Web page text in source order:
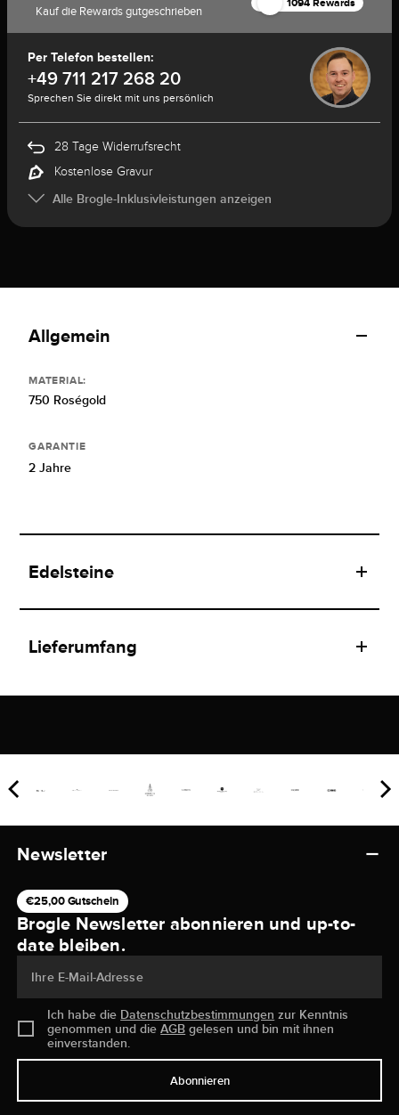
Kauf die Rewards gutgeschrieben
1094 Rewards
Per Telefon bestellen:
+49 711 217 268 20
Sprechen Sie direkt mit uns persönlich
28 Tage Widerrufsrecht
Kostenlose Gravur
Alle Brogle-Inklusivleistungen anzeigen
Allgemein
MATERIAL:
750 Roségold
GARANTIE
2 Jahre
Edelsteine
Lieferumfang
Newsletter
€25,00 Gutschein
Brogle Newsletter abonnieren und up-to-
date bleiben.
Ihre E-Mail-Adresse
Ich habe die Datenschutzbestimmungen zur Kenntnis
genommen und dieAGB gelesen und bin mit ihnen
einverstanden.
Abonnieren